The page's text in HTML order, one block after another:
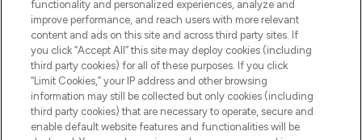
Zgoda na pliki cookie
Do Not Sell or Share My Personal
Information
POMOC & INFORMACJE
functionality and personalized experiences, analyze and
improve performance, and reach users with more relevant
content and ads on this site and across third party sites. If
you click “Accept All” this site may deploy cookies (including
third party cookies) for all of these purposes. If you click
“Limit Cookies,” your IP address and other browsing
information may still be collected but only cookies (including
third party cookies) that are necessary to operate, secure and
enable default website features and functionalities will be